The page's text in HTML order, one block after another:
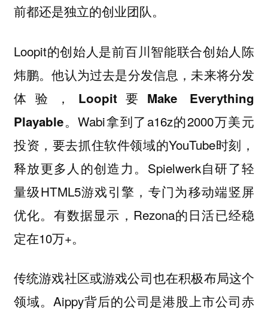
前都还是独立的创业团队。
Loopit的创始人是前百川智能联合创始人陈
炜鹏。他认为过去是分发信息，未来将分发
体验，Loopit要Make Everything
Playable。Wabi拿到了a16z的2000万美元
投资，要去抓住软件领域的YouTube时刻，
释放更多人的创造力。Spielwerk自研了轻
量级HTML5游戏引擎，专门为移动端竖屏
优化。有数据显示，Rezona的日活已经稳
定在10万+。
传统游戏社区或游戏公司也在积极布局这个
领域。Aippy背后的公司是港股上市公司赤